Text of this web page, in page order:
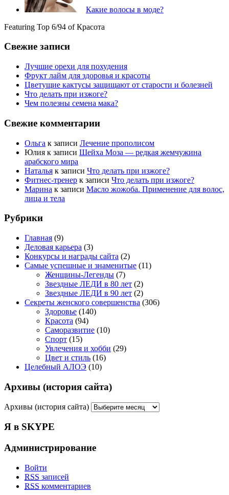
Какие волосы в моде?
Featuring Top 6/94 of Красота
Свежие записи
Лучшие орехи для похудения
Фрукт лайм для здоровья и красоты
Цветущие кактусы защищают от старости и болезней
Что делать при изжоге?
Чем полезны семена мака?
Свежие комментарии
Ольга к записи Лечение прополисом
Юлия к записи Шейха Моза — редкая жемчужина
арабского мира
Наталья к записи Что делать при изжоге?
Фитнес-тренер к записи Что делать при изжоге?
Марина к записи Масло жожоба. Применение для волос,
лица и тела
Рубрики
Главная (9)
Деловая карьера (3)
Конкурсы и награды сайта (2)
Самые успешные и знаменитые (11)
Женщины-Легенды (7)
Звездные ЛЕДИ в 80 лет (2)
Звездные ЛЕДИ в 90 лет (2)
Секреты женского совершенства (306)
Здоровье (140)
Красота (94)
Саморазвитие (10)
Спорт (15)
Увлечения и хобби (29)
Цвет и стиль (16)
Целебный АЛОЭ (10)
Архивы (история сайта)
Архивы (история сайта)
Я в SKYPE
Администрирование
Войти
RSS записей
RSS комментариев